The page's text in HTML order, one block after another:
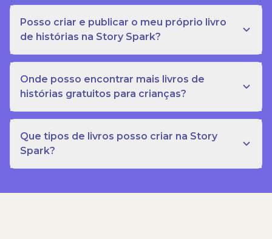
Posso criar e publicar o meu próprio livro
de histórias na Story Spark?
Onde posso encontrar mais livros de
histórias gratuitos para crianças?
Que tipos de livros posso criar na Story
Spark?